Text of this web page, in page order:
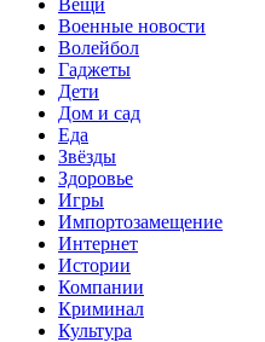
Военные новости
Волейбол
Гаджеты
Дети
Дом и сад
Еда
Звёзды
Здоровье
Игры
Импортозамещение
Интернет
Истории
Компании
Криминал
Культура